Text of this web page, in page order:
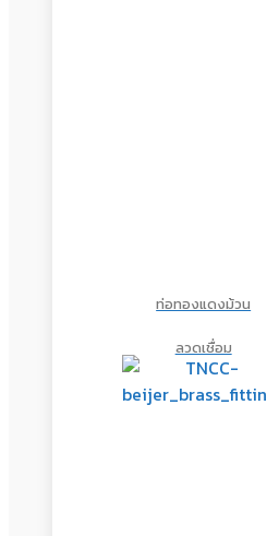
ท่อทองแดงม้วน
ลวดเชื่อม